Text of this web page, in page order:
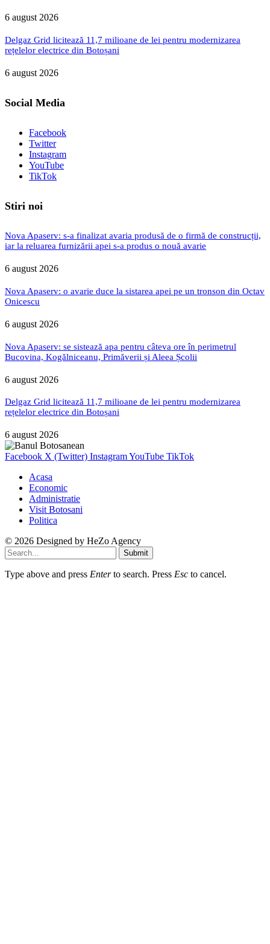
6 august 2026
Delgaz Grid licitează 11,7 milioane de lei pentru modernizarea
rețelelor electrice din Botoșani
6 august 2026
Social Media
Facebook
Twitter
Instagram
YouTube
TikTok
Stiri noi
Nova Apaserv: s-a finalizat avaria produsă de o firmă de construcții,
iar la reluarea furnizării apei s-a produs o nouă avarie
6 august 2026
Nova Apaserv: o avarie duce la sistarea apei pe un tronson din Octav
Onicescu
6 august 2026
Nova Apaserv: se sistează apa pentru câteva ore în perimetrul
Bucovina, Kogălniceanu, Primăverii și Aleea Școlii
6 august 2026
Delgaz Grid licitează 11,7 milioane de lei pentru modernizarea
rețelelor electrice din Botoșani
6 august 2026
Facebook X (Twitter) InstagramYouTube TikTok
Acasa
Economic
Administratie
Visit Botosani
Politica
© 2026 Designed by HeZo Agency
Submit
Type above and press Enterto search. Press Esc to cancel.